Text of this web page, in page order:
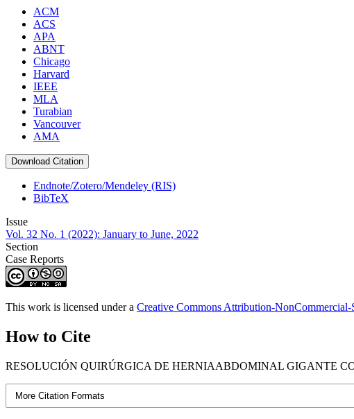
ACM
ACS
APA
ABNT
Chicago
Harvard
IEEE
MLA
Turabian
Vancouver
AMA
Download Citation
Endnote/Zotero/Mendeley (RIS)
BibTeX
Issue
Vol. 32 No. 1 (2022): January to June, 2022
Section
Case Reports
This work is licensed under a Creative Commons Attribution-
How to Cite
RESOLUCIÓN QUIRÚRGICA DE HERNIAABDOMINAL GIGANTE
More Citation Formats